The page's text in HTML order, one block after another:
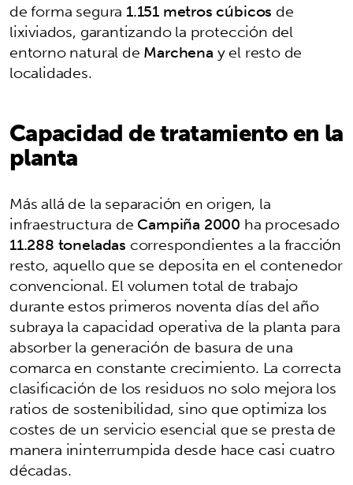
de forma segura 1.151 metros cúbicos de
lixiviados, garantizando la protección del
entorno natural deMarchenay el resto de
localidades.
Capacidad de tratamiento en la
planta
Más allá de la separación en origen, la
infraestructura deCampiña 2000 ha procesado
11.288 toneladas correspondientes a la fracción
resto, aquello que se deposita en el contenedor
convencional. El volumen total de trabajo
durante estos primeros noventa días del año
subraya la capacidad operativa de la planta para
absorber la generación de basura de una
comarca en constante crecimiento. La correcta
clasificación de los residuos no solo mejora los
ratios de sostenibilidad, sino que optimiza los
costes de un servicio esencial que se presta de
manera ininterrumpida desde hace casi cuatro
décadas.